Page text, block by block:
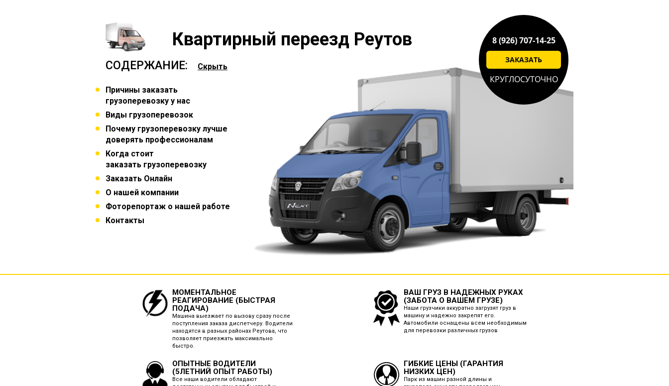
Квартирный переезд Реутов 8 (926) 707-14-25
ЗАКАЗАТЬ
КРУГЛОСУТОЧНО
СОДЕРЖАНИЕ: Скрыть
Причины заказать
грузоперевозку у нас
Виды грузоперевозок
Почему грузоперевозку лучше
доверять профессионалам
Когда стоит
заказать грузоперевозку
Заказать Онлайн
О нашей компании
Фоторепортаж о нашей работе
Контакты
МОМЕНТАЛЬНОЕ
РЕАГИРОВАНИЕ (БЫСТРАЯ
ПОДАЧА)
Машина выезжает по вызову сразу после
поступления заказа диспетчеру. Водители
находятся в разных районах Реутова, что
позволяет приезжать максимально
быстро.
ВАШ ГРУЗ В НАДЕЖНЫХ РУКАХ
(ЗАБОТА О ВАШЕМ ГРУЗЕ)
Наши грузчики аккуратно загрузят груз в
машину и надежно закрепят его.
Автомобили оснащены всем необходимым
для перевозки различных грузов
ОПЫТНЫЕ ВОДИТЕЛИ
(5ЛЕТНИЙ ОПЫТ РАБОТЫ)
Все наши водители обладают
ГИБКИЕ ЦЕНЫ (ГАРАНТИЯ
НИЗКИХ ЦЕН)
Парк из машин разной длины и